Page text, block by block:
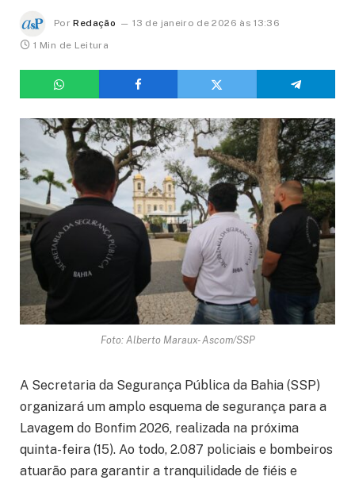
Por Redação
13 de janeiro de 2026 às 13:36
1 Min de Leitura
Foto: Alberto Maraux- Ascom/SSP
A Secretaria da Segurança Pública da Bahia (SSP)
organizará um amplo esquema de segurança para a
Lavagem do Bonfim 2026, realizada na próxima
quinta-feira (15). Ao todo, 2.087 policiais e bombeiros
atuarão para garantir a tranquilidade de fiéis e